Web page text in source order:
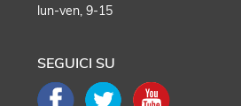
lun-ven, 9-15
SEGUICI SU